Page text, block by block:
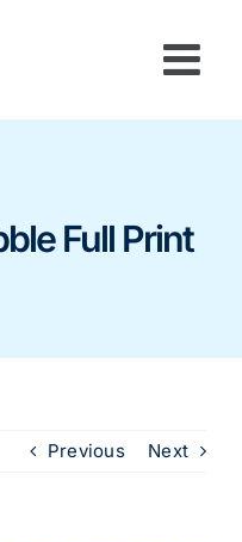
Full Print
Previous Next